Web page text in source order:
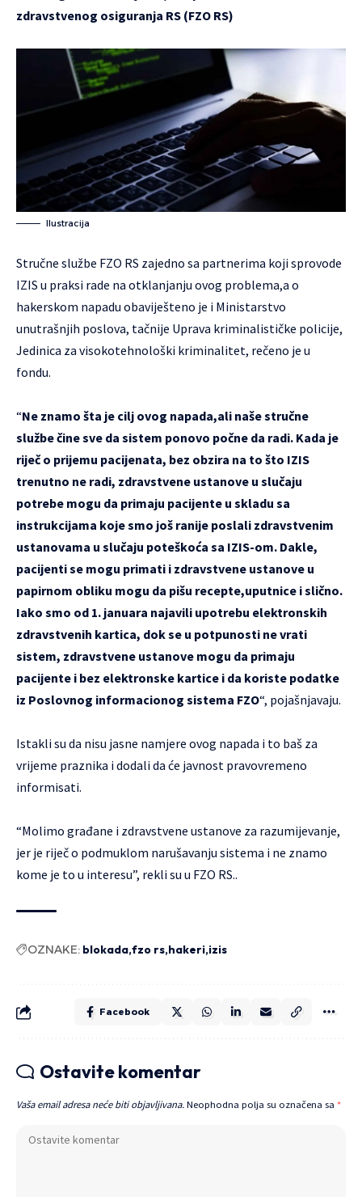
zdravstvenog osiguranja RS (FZO RS)
Ilustracija
Stručne službe FZO RS zajedno sa partnerima koji sprovode
IZIS u praksi rade na otklanjanju ovog problema,a o
hakerskom napadu obaviješteno je i Ministarstvo
unutrašnjih poslova, tačnije Uprava kriminalističke policije,
Jedinica za visokotehnološki kriminalitet, rečeno je u
fondu.
“Ne znamo šta je cilj ovog napada,ali naše stručne
službe čine sve da sistem ponovo počne da radi. Kada je
riječ o prijemu pacijenata, bez obzira na to što IZIS
trenutno ne radi, zdravstvene ustanove u slučaju
potrebe mogu da primaju pacijente u skladu sa
instrukcijama koje smo još ranije poslali zdravstvenim
ustanovama u slučaju poteškoća sa IZIS-om. Dakle,
pacijenti se mogu primati i zdravstvene ustanove u
papirnom obliku mogu da pišu recepte,uputnice i slično.
Iako smo od 1. januara najavili upotrebu elektronskih
zdravstvenih kartica, dok se u potpunosti ne vrati
sistem, zdravstvene ustanove mogu da primaju
pacijente i bez elektronske kartice i da koriste podatke
iz Poslovnog informacionog sistema FZO“, pojašnjavaju.
Istakli su da nisu jasne namjere ovog napada i to baš za
vrijeme praznika i dodali da će javnost pravovremeno
informisati.
“Molimo građane i zdravstvene ustanove za razumijevanje,
jer je riječ o podmuklom narušavanju sistema i ne znamo
kome je to u interesu”, rekli su u FZO RS..
OZNAKE: blokada fzo rs hakeri izis
Facebook
Ostavite komentar
Vaša email adresa neće biti objavljivana. Neophodna polja su označena sa *